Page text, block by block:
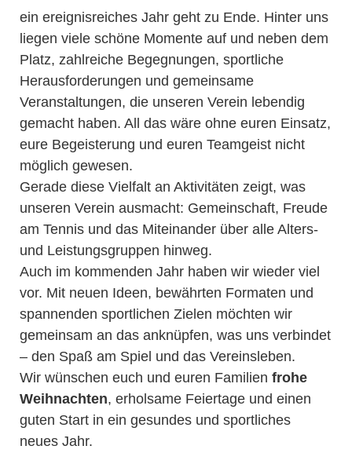
ein ereignisreiches Jahr geht zu Ende. Hinter uns
liegen viele schöne Momente auf und neben dem
Platz, zahlreiche Begegnungen, sportliche
Herausforderungen und gemeinsame
Veranstaltungen, die unseren Verein lebendig
gemacht haben. All das wäre ohne euren Einsatz,
eure Begeisterung und euren Teamgeist nicht
möglich gewesen.
Gerade diese Vielfalt an Aktivitäten zeigt, was
unseren Verein ausmacht: Gemeinschaft, Freude
am Tennis und das Miteinander über alle Alters-
und Leistungsgruppen hinweg.
Auch im kommenden Jahr haben wir wieder viel
vor. Mit neuen Ideen, bewährten Formaten und
spannenden sportlichen Zielen möchten wir
gemeinsam an das anknüpfen, was uns verbindet
– den Spaß am Spiel und das Vereinsleben.
Wir wünschen euch und euren Familien frohe
Weihnachten, erholsame Feiertage und einen
guten Start in ein gesundes und sportliches
neues Jahr.